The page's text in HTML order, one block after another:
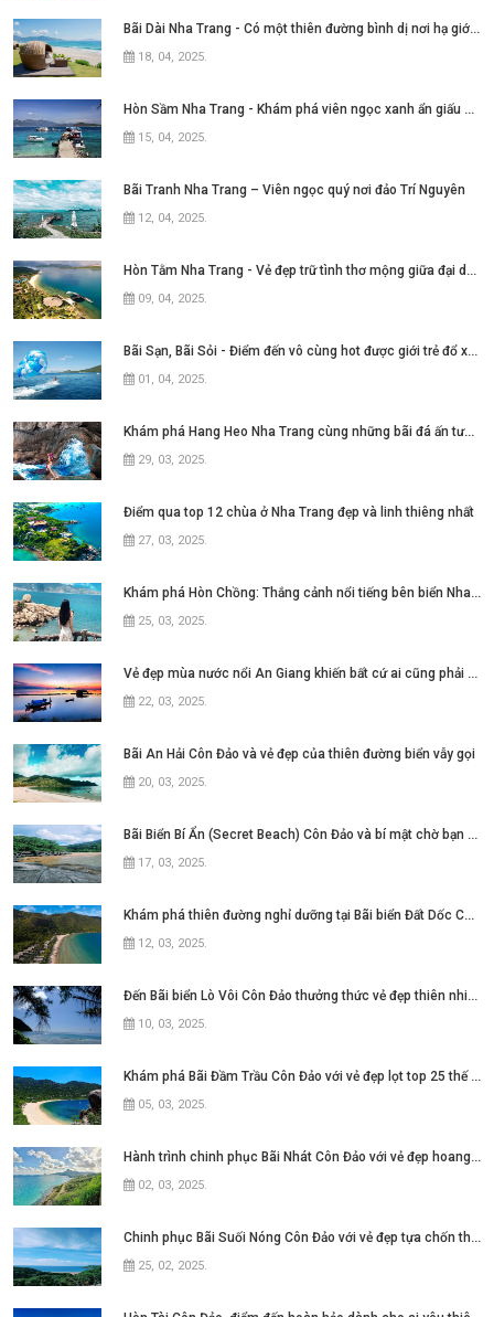
Bãi Dài Nha Trang - Có một thiên đường bình dị nơi hạ giới với biển xanh cát trắng quanh năm sóng xô bờ
18, 04, 2025
Hòn Sầm Nha Trang - Khám phá viên ngọc xanh ẩn giấu giữa vịnh Nha Phu
15, 04, 2025
Bãi Tranh Nha Trang – Viên ngọc quý nơi đảo Trí Nguyên
12, 04, 2025
Hòn Tằm Nha Trang - Vẻ đẹp trữ tình thơ mộng giữa đại dương xanh ngát
09, 04, 2025
Bãi Sạn, Bãi Sỏi - Điểm đến vô cùng hot được giới trẻ đổ xô tìm kiếm tại thành
01, 04, 2025
Khám phá Hang Heo Nha Trang cùng những bãi đá ấn tượng
29, 03, 2025
Điểm qua top 12 chùa ở Nha Trang đẹp và linh thiêng nhất
27, 03, 2025
Khám phá Hòn Chồng: Thắng cảnh nổi tiếng bên biển Nha Trang
25, 03, 2025
Vẻ đẹp mùa nước nổi An Giang khiến bất cứ ai cũng phải say lòng
22, 03, 2025
Bãi An Hải Côn Đảo và vẻ đẹp của thiên đường biển vẫy gọi
20, 03, 2025
Bãi Biển Bí Ẩn (Secret Beach) Côn Đảo và bí mật chờ bạn khám phá
17, 03, 2025
Khám phá thiên đường nghỉ dưỡng tại Bãi biển Đất Dốc Côn Đảo
12, 03, 2025
Đến Bãi biển Lò Vôi Côn Đảo thưởng thức vẻ đẹp thiên nhiên hùng vĩ
10, 03, 2025
Khám phá Bãi Đầm Trầu Côn Đảo với vẻ đẹp lọt top 25 thế giới
05, 03, 2025
Hành trình chinh phục Bãi Nhát Côn Đảo với vẻ đẹp hoang sơ và yên bình
02, 03, 2025
Chinh phục Bãi Suối Nóng Côn Đảo với vẻ đẹp tựa chốn thiên đường
25, 02, 2025